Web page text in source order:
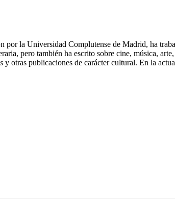
la Universidad Complutense de Madrid, ha
pero también ha escrito sobre cine, música,
y otras publicaciones de carácter cultural. En la